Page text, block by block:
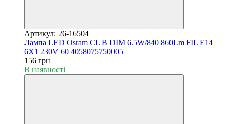
Артикул: 26-16504
Лампа LED Osram CL B DIM 6.5W/840 860Lm FIL E14
6X1 230V 60 4058075750005
156 грн
В наявності